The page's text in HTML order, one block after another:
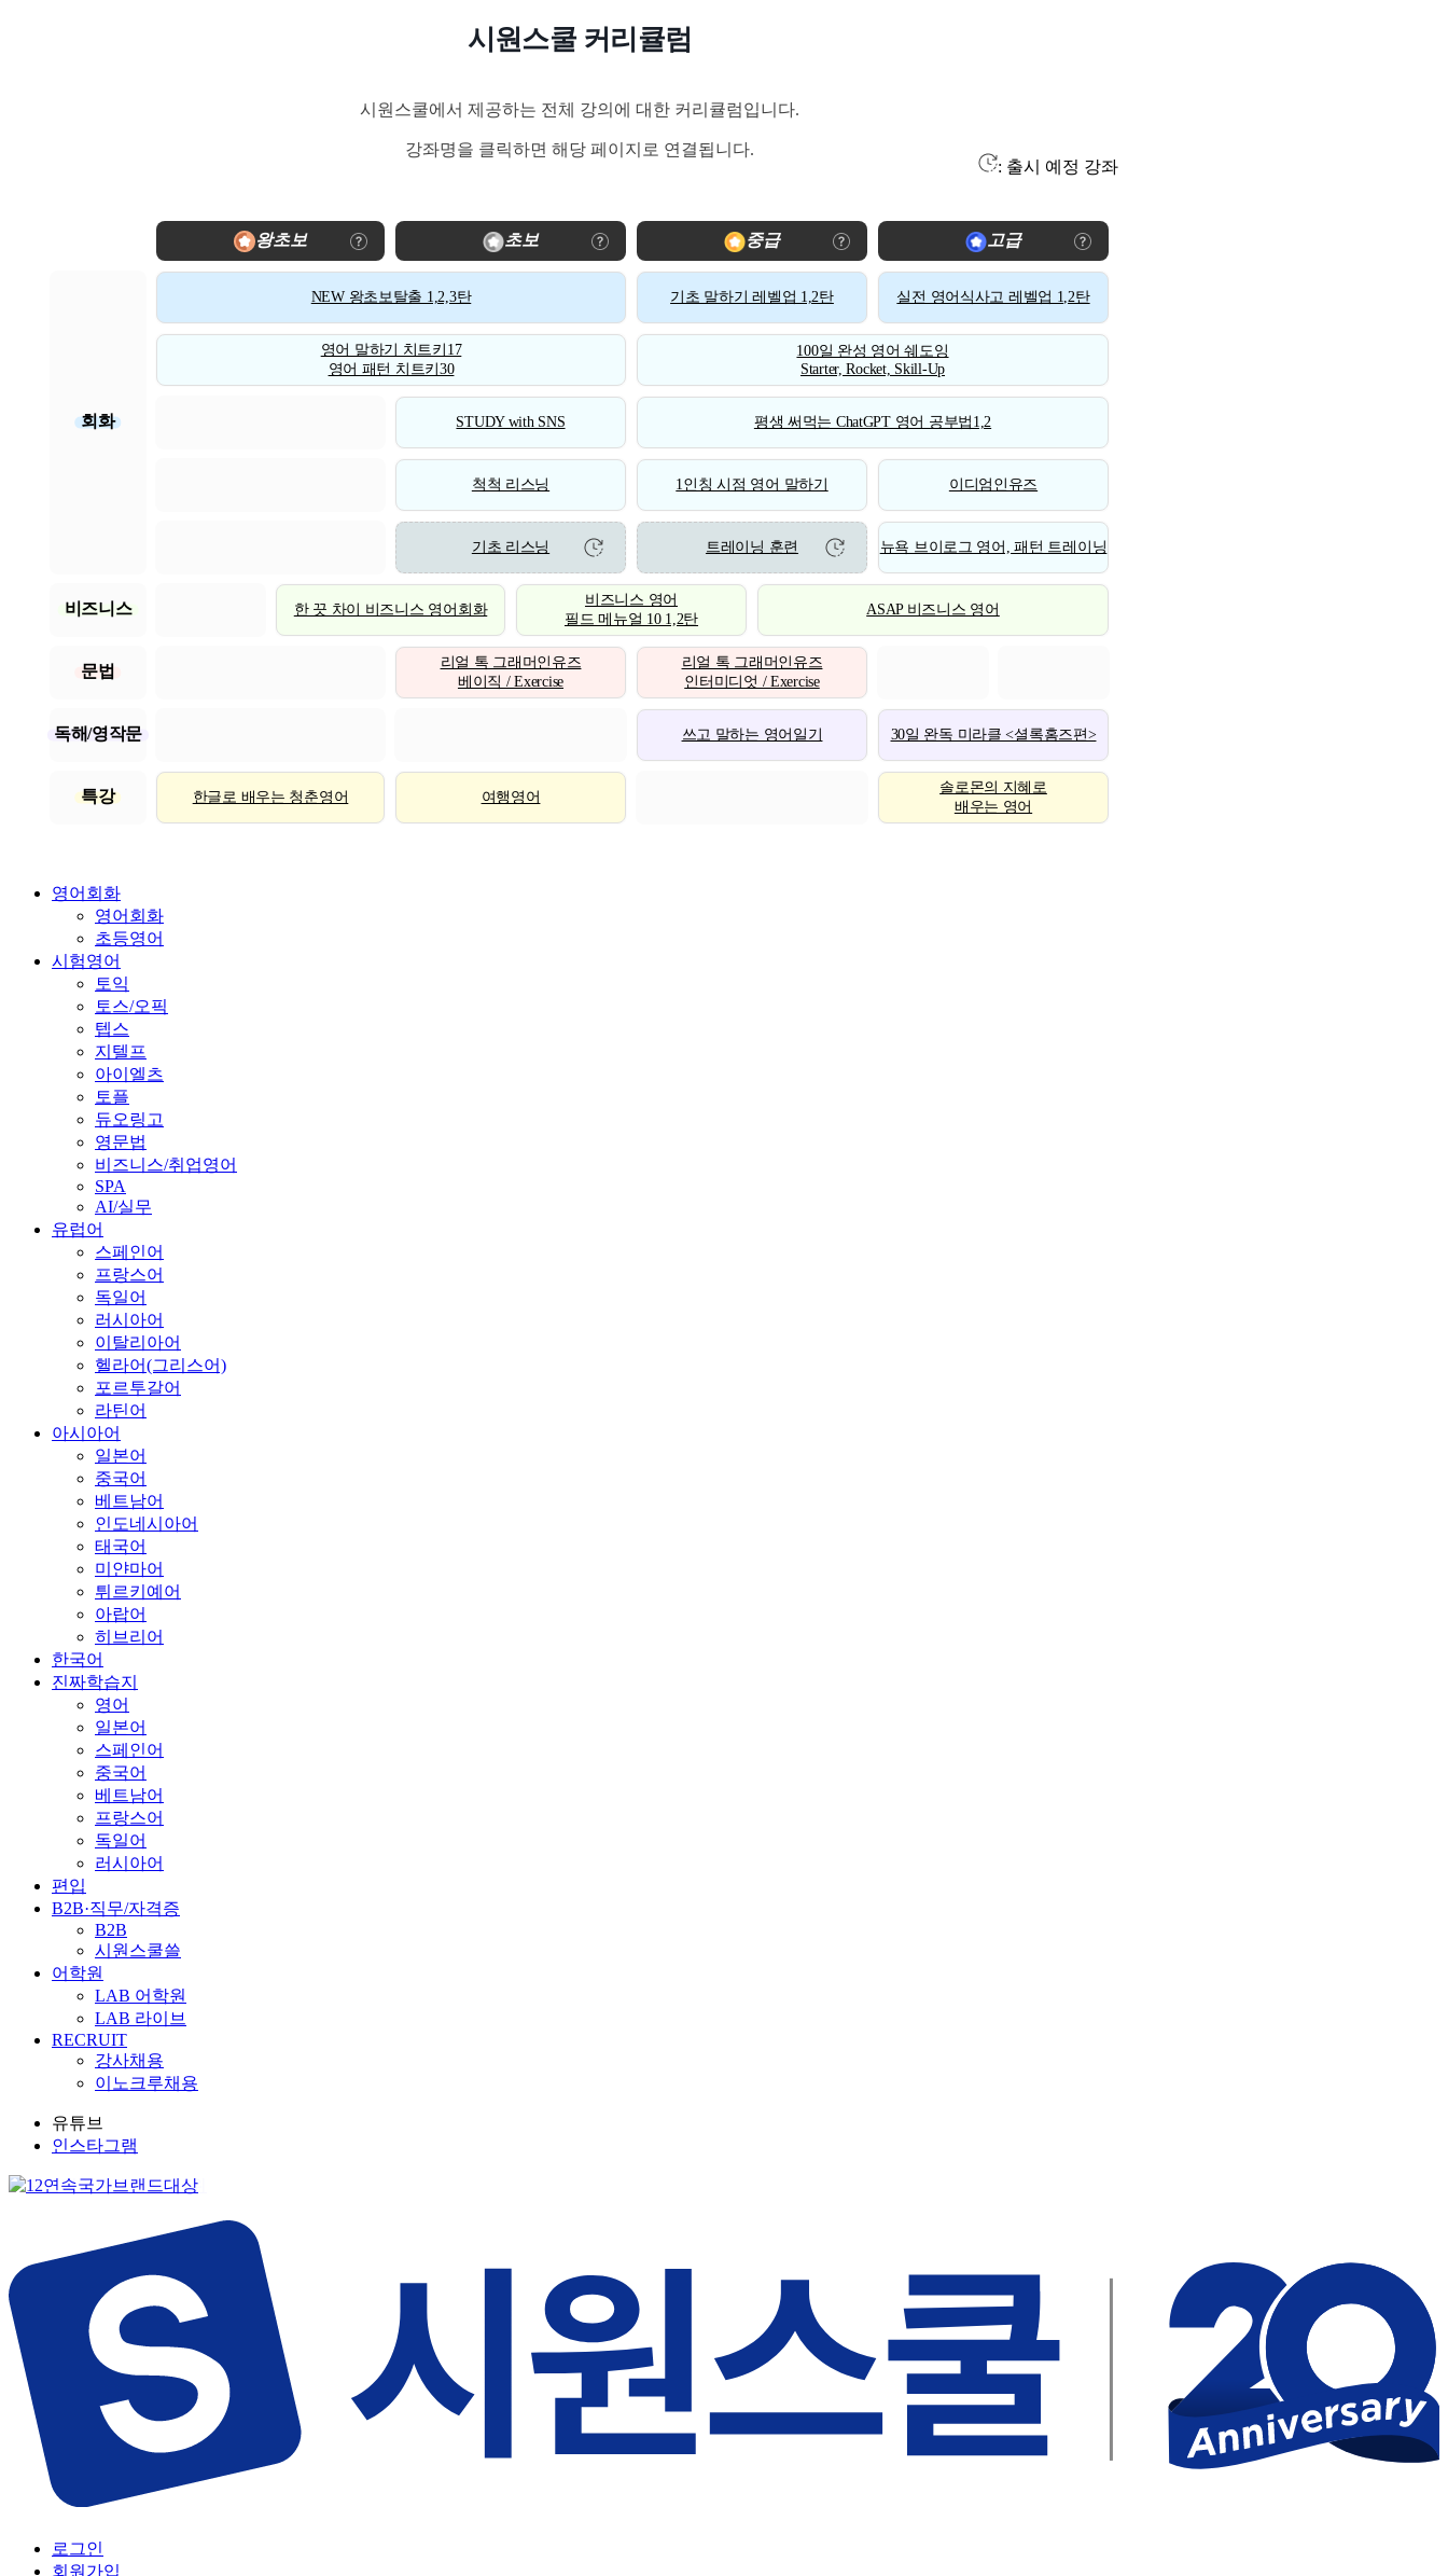
시원스쿨 커리큘럼
시원스쿨에서 제공하는 전체 강의에 대한 커리큘럼입니다.
강좌명을 클릭하면 해당 페이지로 연결됩니다.
: 출시 예정 강좌
왕초보 초보 중급 고급
회화
NEW 왕초보탈출 1,2,3탄 기초 말하기 레벨업 1,2탄 실전 영어식사고 레벨업 1,2탄
영어 말하기 치트키17
영어 패턴 치트키30
100일 완성 영어 쉐도잉
Starter, Rocket, Skill-Up
STUDY with SNS 평생 써먹는 ChatGPT 영어 공부법1,2
척척 리스닝 1인칭 시점 영어 말하기 이디엄인유즈
기초 리스닝 트레이닝 훈련 뉴욕 브이로그 영어, 패턴 트레이닝
비즈니스 한 끗 차이 비즈니스 영어회화
비즈니스 영어
필드 메뉴얼 10 1,2탄
ASAP 비즈니스 영어
문법
리얼 톡 그래머인유즈
베이직 / Exercise
리얼 톡 그래머인유즈
인터미디엇 / Exercise
독해/영작문 쓰고 말하는 영어일기 30일 완독 미라클 <셜록홈즈편>
특강 한글로 배우는 청춘영어 여행영어
솔로몬의 지혜로
배우는 영어
영어회화
영어회화
초등영어
시험영어
토익
토스/오픽
텝스
지텔프
아이엘츠
토플
듀오링고
영문법
비즈니스/취업영어
SPA
AI/실무
유럽어
스페인어
프랑스어
독일어
러시아어
이탈리아어
헬라어(그리스어)
포르투갈어
라틴어
아시아어
일본어
중국어
베트남어
인도네시아어
태국어
미얀마어
튀르키예어
아랍어
히브리어
한국어
진짜학습지
영어
일본어
스페인어
중국어
베트남어
프랑스어
독일어
러시아어
편입
B2B·직무/자격증
B2B
시원스쿨쓸
어학원
LAB 어학원
LAB 라이브
RECRUIT
강사채용
이노크루채용
유튜브
인스타그램
로그인
회원가입